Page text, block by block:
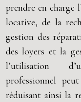
prendre en charge
locative, de la
gestion des
des loyers et la
l’utilisation
professionnel
réduisant ainsi la